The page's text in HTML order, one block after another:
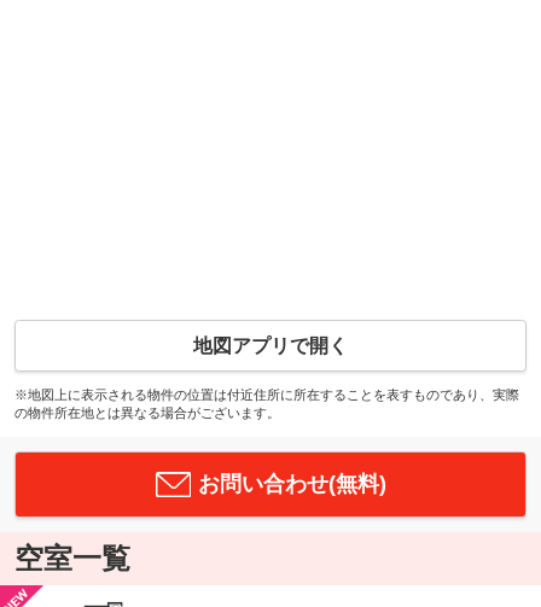
地図アプリで開く
※地図上に表示される物件の位置は付近住所に所在することを表すものであり、実際
の物件所在地とは異なる場合がございます。
お問い合わせ(無料)
空室一覧